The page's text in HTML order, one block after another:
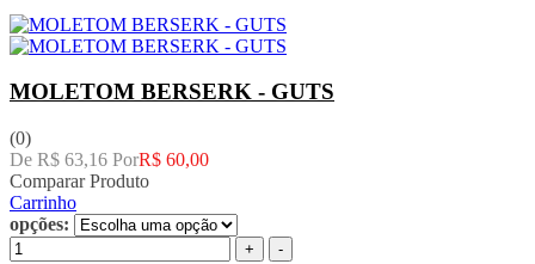
MOLETOM BERSERK - GUTS
(0)
De R$ 63,16 PorR$ 60,00
Comparar Produto
Carrinho
opções:
+ -